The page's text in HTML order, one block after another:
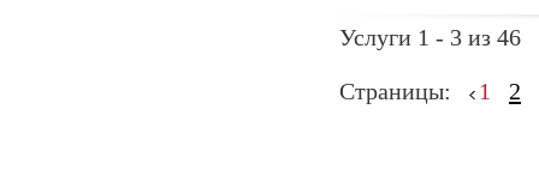
Услуги 1 - 3 из 46
Страницы: 1 2